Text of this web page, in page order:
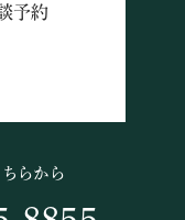
予約
らから